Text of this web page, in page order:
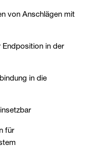
von Anschlägen mit
Endposition in der
in die
für